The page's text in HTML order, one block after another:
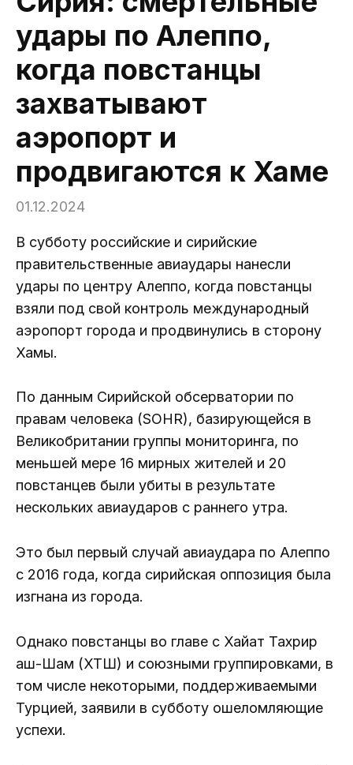
удары по Алеппо,
когда повстанцы
захватывают
аэропорт и
продвигаются к Хаме
01.12.2024
В субботу российские и сирийские
правительственные авиаудары нанесли
удары по центру Алеппо, когда повстанцы
взяли под свой контроль международный
аэропорт города и продвинулись в сторону
Хамы.
По данным Сирийской обсерватории по
правам человека (SOHR), базирующейся в
Великобритании группы мониторинга, по
меньшей мере 16 мирных жителей и 20
повстанцев были убиты в результате
нескольких авиаударов с раннего утра.
Это был первый случай авиаудара по Алеппо
с 2016 года, когда сирийская оппозиция была
изгнана из города.
Однако повстанцы во главе с Хайат Тахрир
аш-Шам (ХТШ) и союзными группировками, в
том числе некоторыми, поддерживаемыми
Турцией, заявили в субботу ошеломляющие
успехи.